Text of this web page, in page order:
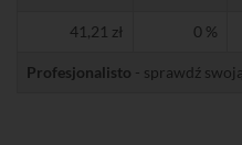
41,21 zł 0 %
Profesjonalisto - sprawdź